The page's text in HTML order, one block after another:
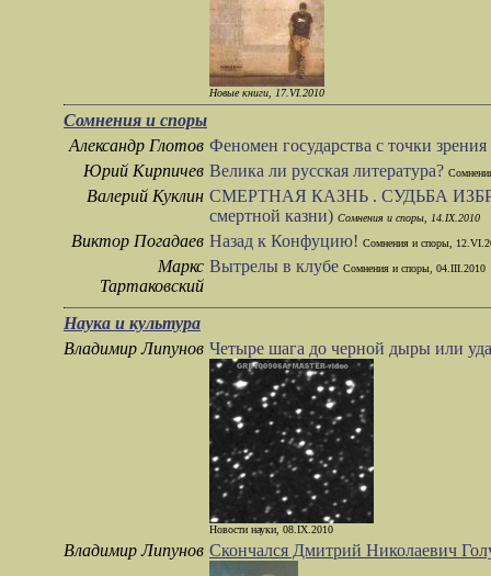
Новые книги, 17.VI.2010
Сомнения и споры
Александр Глотов Феномен государства с точки зрения
Юрий Кирпичев Велика ли русская литература?
Валерий Куклин СМЕРТНАЯ КАЗНЬ . СУДЬБА
смертной казни) Сомнения и споры, 14.IX.2010
Виктор Погадаев Назад к Конфуцию! Сомнения и споры,
Маркс
Тартаковский
Вытрелы в клубе Сомнения и споры, 04.III.2010
Наука и культура
Владимир Липунов Четыре шага до черной дыры или
Новости науки, 08.IX.2010
Владимир Липунов Скончался Дмитрий Николаевич